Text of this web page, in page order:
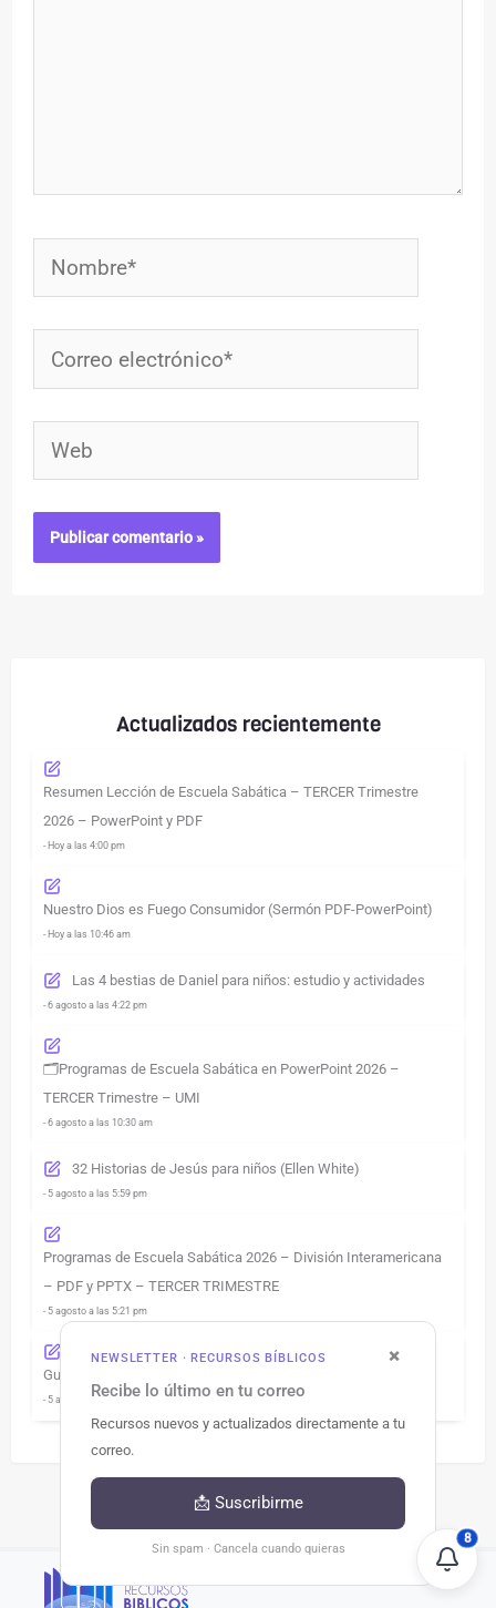
Actualizados recientemente
Resumen Lección de Escuela Sabática – TERCER Trimestre
2026 – PowerPoint y PDF
- Hoy a las 4:00 pm
Nuestro Dios es Fuego Consumidor (Sermón PDF-PowerPoint)
- Hoy a las 10:46 am
Las 4 bestias de Daniel para niños: estudio y actividades
- 6 agosto a las 4:22 pm
🗂️Programas de Escuela Sabática en PowerPoint 2026 –
TERCER Trimestre – UMI
- 6 agosto a las 10:30 am
32 Historias de Jesús para niños (Ellen White)
- 5 agosto a las 5:59 pm
Programas de Escuela Sabática 2026 – División Interamericana
– PDF y PPTX – TERCER TRIMESTRE
- 5 agosto a las 5:21 pm
Guía de Estudio completa del libro «El Conflicto de los Siglos»
- 5 agosto a las 3:36 pm
×
NEWSLETTER · RECURSOS BÍBLICOS
Recibe lo último en tu correo
Recursos nuevos y actualizados directamente a tu
correo.
📩 Suscribirme
Sin spam · Cancela cuando quieras
Nombre*
Correo
electrónico*
Web
8